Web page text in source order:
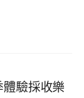
體驗採收樂